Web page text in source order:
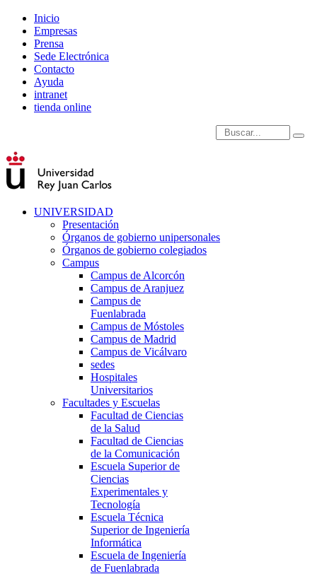
Inicio
Empresas
Prensa
Sede Electrónica
Contacto
Ayuda
intranet
tienda online
Introduce términos de
UNIVERSIDAD
Presentación
Órganos de gobierno unipersonales
Órganos de gobierno colegiados
Campus
Campus de Alcorcón
Campus de Aranjuez
Campus de
Fuenlabrada
Campus de Móstoles
Campus de Madrid
Campus de Vicálvaro
sedes
Hospitales
Universitarios
Facultades y Escuelas
Facultad de Ciencias
de la Salud
Facultad de Ciencias
de la Comunicación
Escuela Superior de
Ciencias
Experimentales y
Tecnología
Escuela Técnica
Superior de Ingeniería
Informática
Escuela de Ingeniería
de Fuenlabrada